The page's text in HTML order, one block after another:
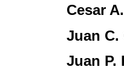
Cesar
Juan C.
Juan P.